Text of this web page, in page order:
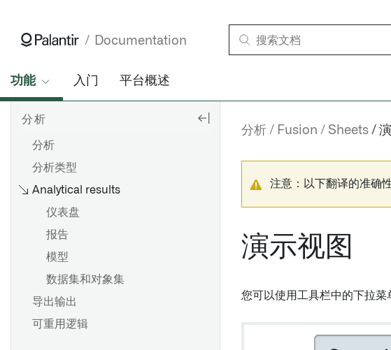
Documentation
功能 入门 平台概述
分析
分析
分析类型
Analytical results
仪表盘
报告
模型
数据集和对象集
导出输出
可重用逻辑
分析 Fusion Sheets
注意：以下翻译的准确
演示视图
您可以使用工具栏中的下拉菜